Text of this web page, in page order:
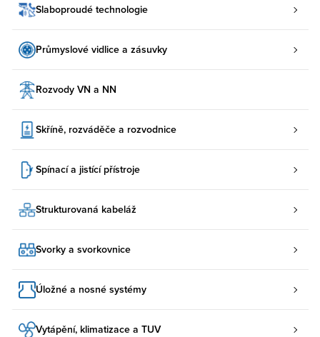
Slaboproudé technologie
Průmyslové vidlice a zásuvky
Rozvody VN a NN
Skříně, rozváděče a rozvodnice
Spínací a jistící přístroje
Strukturovaná kabeláž
Svorky a svorkovnice
Úložné a nosné systémy
Vytápění, klimatizace a TUV